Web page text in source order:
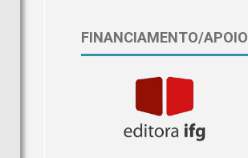
FINANCIAMENTO/APOIO